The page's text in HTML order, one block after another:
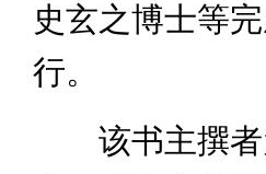
史玄之博士等
行。
该书主撰者